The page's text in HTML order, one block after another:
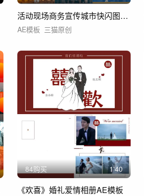
活动现场商务宣传城市快闪图文视频快闪
AE模板 三猫原创
84购买 1'40
《欢喜》婚礼爱情相册AE模板